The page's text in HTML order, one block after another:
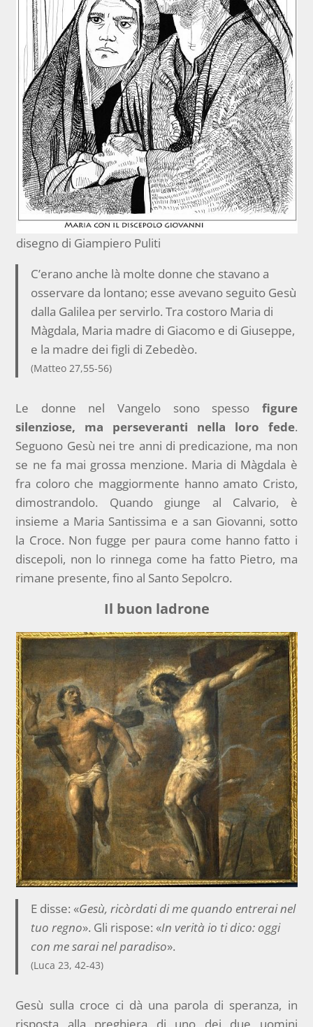
disegno di Giampiero Puliti
C’erano anche là molte donne che stavano a
osservare da lontano; esse avevano seguito Gesù
dalla Galilea per servirlo. Tra costoro Maria di
Màgdala, Maria madre di Giacomo e di Giuseppe,
e la madre dei figli di Zebedèo.
(Matteo 27,55-56)
Le donne nel Vangelo sono spesso figure
silenziose, ma perseveranti nella loro fede.
Seguono Gesù nei tre anni di predicazione, ma non
se ne fa mai grossa menzione. Maria di Màgdala è
fra coloro che maggiormente hanno amato Cristo,
dimostrandolo. Quando giunge al Calvario, è
insieme a Maria Santissima e a san Giovanni, sotto
la Croce. Non fugge per paura come hanno fatto i
discepoli, non lo rinnega come ha fatto Pietro, ma
rimane presente, fino al Santo Sepolcro.
Il buon ladrone
E disse: «Gesù, ricòrdati di me quando entrerai nel
tuo regno». Gli rispose: «In verità io ti dico: oggi
con me sarai nel paradiso».
(Luca 23, 42-43)
Gesù sulla croce ci dà una parola di speranza, in
risposta alla preghiera di uno dei due uomini